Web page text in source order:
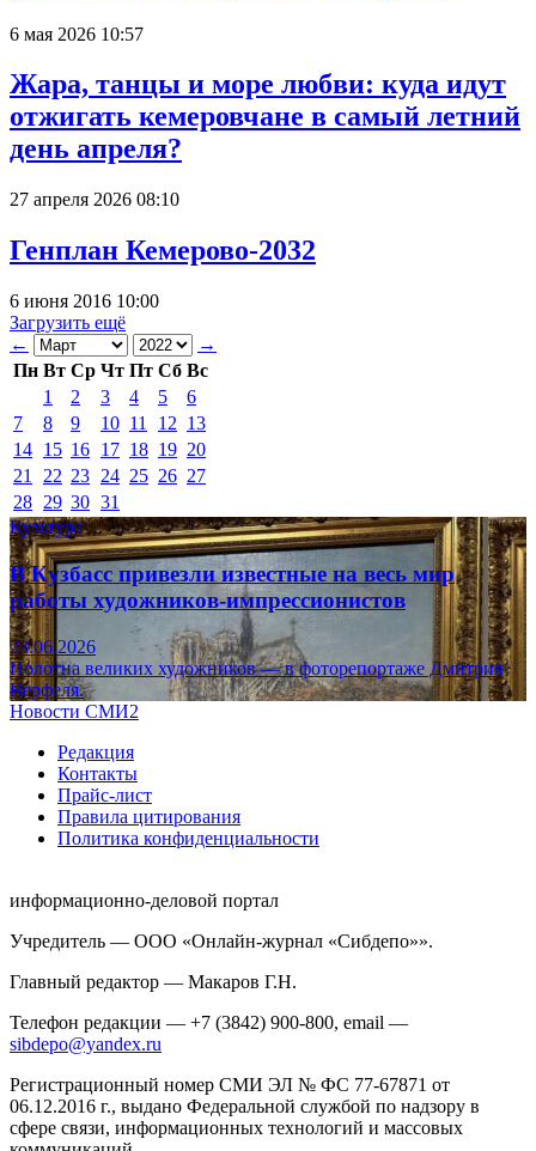
6 мая 2026 10:57
Жара, танцы и море любви: куда идут
отжигать кемеровчане в самый летний
день апреля?
27 апреля 2026 08:10
Генплан Кемерово-2032
6 июня 2016 10:00
Загрузить ещё
←
→
Пн Вт Ср Чт Пт Сб Вс
1
2 3 4 5
6
7
8 9 10 11 12 13
14 15 16 17 18 19 20
21
22 23 24 25 26 27
28 29 30 31
Культура
В Кузбасс привезли известные на весь мир
работы художников-импрессионистов
23.06.2026
Полотна великих художников — в фоторепортаже Дмитрия
Верфеля.
Новости СМИ2
Редакция
Контакты
Прайс-лист
Правила цитирования
Политика конфиденциальности
информационно-деловой портал
Учредитель — ООО «Онлайн-журнал «Сибдепо»».
Главный редактор — Макаров Г.Н.
Телефон редакции — +7 (3842) 900-800, email —
sibdepo@yandex.ru
Регистрационный номер СМИ ЭЛ № ФС 77-67871 от
06.12.2016 г., выдано Федеральной службой по надзору в
сфере связи, информационных технологий и массовых